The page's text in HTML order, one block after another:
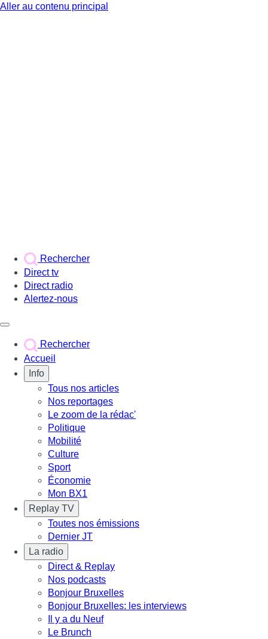
Aller au contenu principal
Rechercher
Direct tv
Direct radio
Alertez-nous
Rechercher
Accueil
Info
Tous nos articles
Nos reportages
Le zoom de la rédac'
Politique
Mobilité
Culture
Sport
Économie
Mon BX1
Replay TV
Toutes nos émissions
Dernier JT
La radio
Direct & Replay
Nos podcasts
Bonjour Bruxelles
Bonjour Bruxelles: les interviews
Il y a du Neuf
Le Brunch